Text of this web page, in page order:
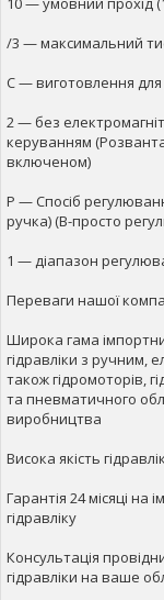
/3 — максимальний
С — виготовлення
2 — без
керуванням
включеном)
Р — Спосіб
ручка) (В-просто
1 — діапазон
Переваги нашої
Широка гама
гідравліки з ручним,
також гідромоторів,
та пневматичного
виробництва
Висока якість
Гарантія 24 місяці на
гідравліку
Консультація
гідравліки на ваше